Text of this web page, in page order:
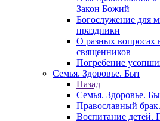
Закон Божий
Богослужение для
праздники
О разных
священников
Погребение
Семья. Здоровье. Быт
Назад
Семья. Здоровье.
Православный
Воспитание детей.